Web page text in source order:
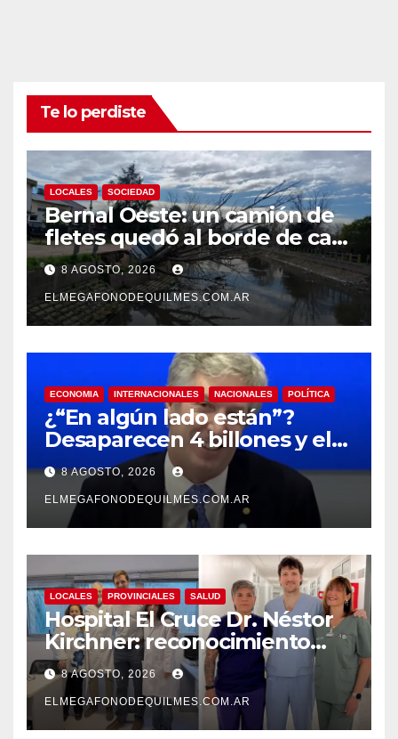
Te lo perdiste
LOCALES SOCIEDAD
Bernal Oeste: un camión de
fletes quedó al borde de caer
al arroyo Las Piedras
8 AGOSTO, 2026
ELMEGAFONODEQUILMES.COM.AR
ECONOMIA INTERNACIONALES NACIONALES POLÍTICA
¿“En algún lado están”?
Desaparecen 4 billones y el
presidente del BCRA
responde con una risita
8 AGOSTO, 2026
ELMEGAFONODEQUILMES.COM.AR
LOCALES PROVINCIALES SALUD
Hospital El Cruce Dr. Néstor
Kirchner: reconocimiento
internacional a la calidad de
su atención
8 AGOSTO, 2026
ELMEGAFONODEQUILMES.COM.AR